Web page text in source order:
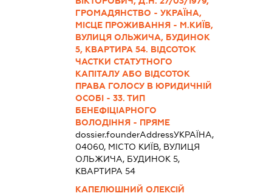
ГРОМАДЯНСТВО - УКРАЇНА,
МІСЦЕ ПРОЖИВАННЯ - М.КИЇВ,
ВУЛИЦЯ ОЛЬЖИЧА, БУДИНОК
5, КВАРТИРА 54. ВІДСОТОК
ЧАСТКИ СТАТУТНОГО
КАПІТАЛУ АБО ВІДСОТОК
ПРАВА ГОЛОСУ В ЮРИДИЧНІЙ
ОСОБІ - 33. ТИП
БЕНЕФІЦІАРНОГО
ВОЛОДІННЯ - ПРЯМЕ
dossier.founderAddressУКРАЇНА,
04060, МІСТО КИЇВ, ВУЛИЦЯ
ОЛЬЖИЧА, БУДИНОК 5,
КВАРТИРА 54
КАПЕЛЮШНИЙ ОЛЕКСІЙ